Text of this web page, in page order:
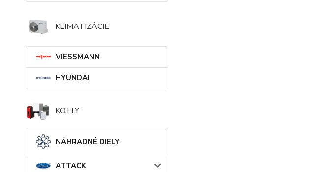
KLIMATIZÁCIE
VIESSMANN
HYUNDAI
KOTLY
NÁHRADNÉ DIELY
ATTACK